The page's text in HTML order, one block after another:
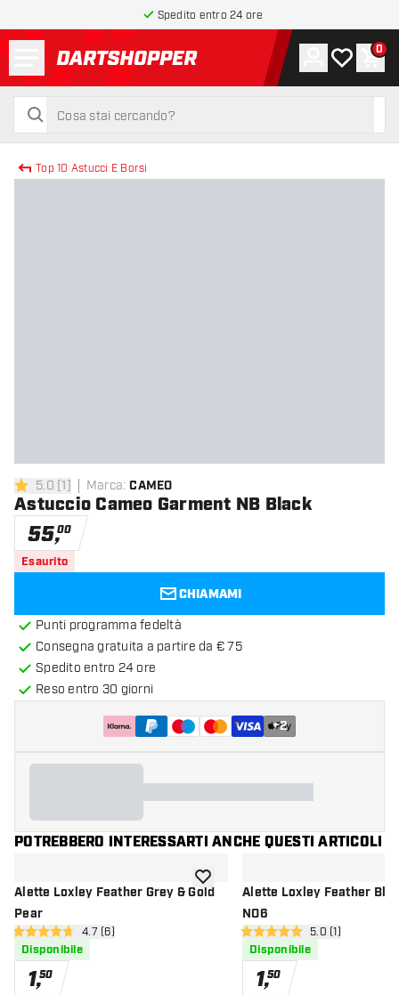
Spedito entro 24 ore
torna alla home page
cerca
cerca
Account
La mia0
Top 10 Astucci E Borsi
5 stelle di valutazione
5.0 [1] Marca: CAMEO
Astuccio Cameo Garment NB Black
55,00
Esaurito
CHIAMAMI
Punti programma fedeltà
Consegna gratuita a partire da € 75
Spedito entro 24 ore
Reso entro 30 giorni
+2
POTREBBERO INTERESSARTI ANCHE QUESTI ARTICOLI
Alette Loxley Feather Grey & Gold
Pear
apri pannello recensioni
4.7 stelle di valutazione
4.7 (6)
Disponibile
1,50
aggiungi alla lista dei desideri
Alette Loxley Feather
NO6
apri pannello
5 stelle di valutazione
5.0 (1)
Disponibile
1,50